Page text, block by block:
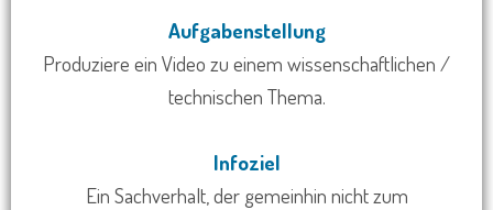
Aufgabenstellung
Produziere ein Video zu einem wissenschaftlichen /
technischen Thema.
Infoziel
Ein Sachverhalt, der gemeinhin nicht zum